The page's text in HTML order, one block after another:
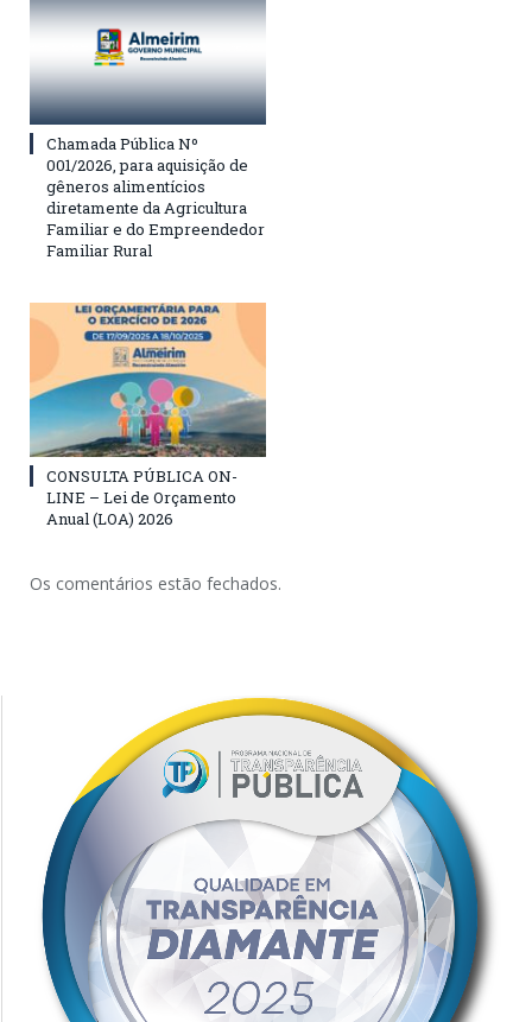
Chamada Pública Nº
001/2026, para aquisição de
gêneros alimentícios
diretamente da Agricultura
Familiar e do Empreendedor
Familiar Rural
CONSULTA PÚBLICA ON-
LINE – Lei de Orçamento
Anual (LOA) 2026
Os comentários estão fechados.